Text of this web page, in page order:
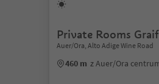
Private Rooms
Auer/Ora, Alto Adige Wine Road
460 m z Auer/Ora